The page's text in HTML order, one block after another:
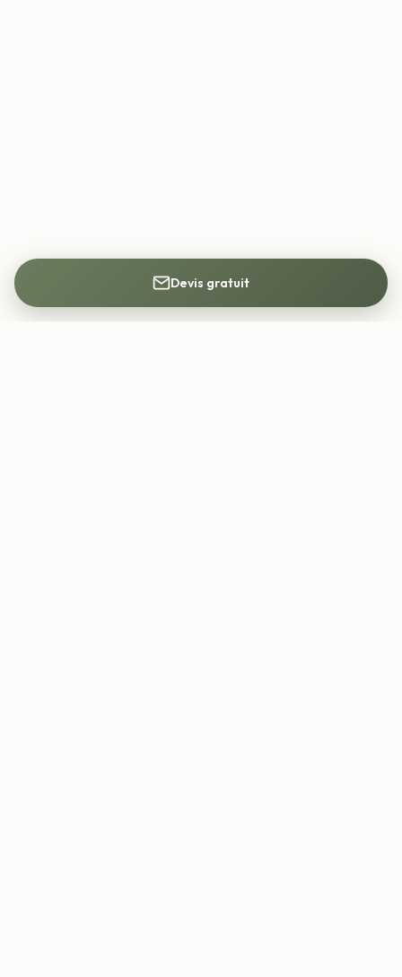
Devis gratuit